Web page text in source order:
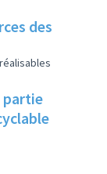
des
partie